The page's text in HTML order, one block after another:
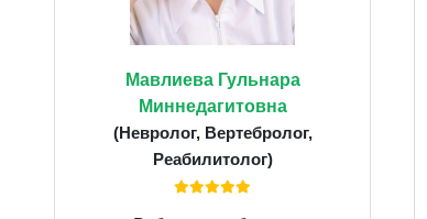
Мавлиева Гульнара
Миннедагитовна
(Невролог, Вертебролог,
Реабилитолог)